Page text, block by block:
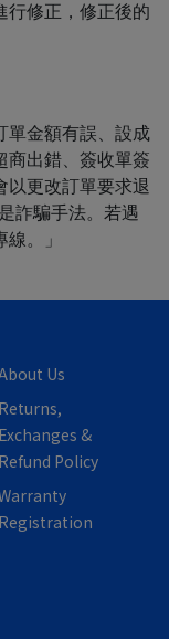
行修正，修正後的
單金額有誤、設成
商出錯、簽收單簽
以更改訂單要求退
詐騙手法。若遇
。」
Us
Returns,
Exchanges &
Refund Policy
Registration